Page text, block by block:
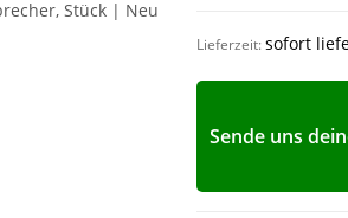
Lieferzeit:sofort
Sende uns